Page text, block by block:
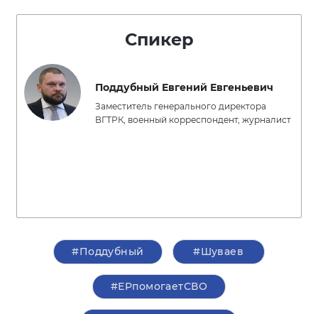
Спикер
Поддубный Евгений Евгеньевич
Заместитель генерального директора
ВГТРК, военный корреспондент, журналист
#Поддубный #Шуваев
#ЕРпомогаетСВО